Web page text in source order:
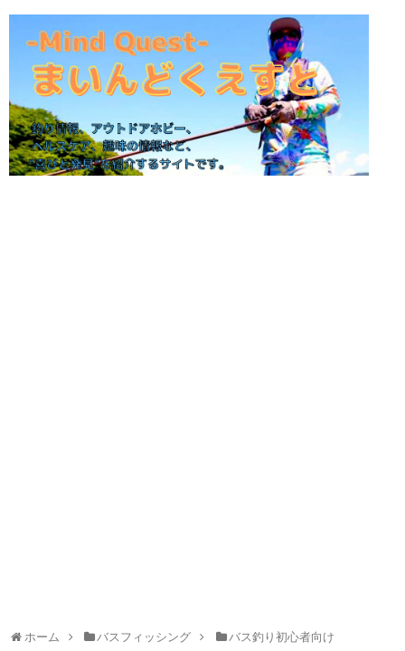
ホーム バスフィッシング バス釣り初心者向け